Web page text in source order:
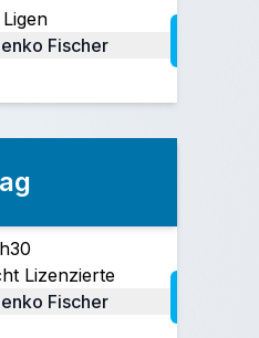
Fischer
Lizenzierte
Fischer